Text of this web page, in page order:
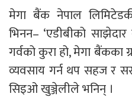
मेगा बैंक नेपाल
भिनन– ‘एडीबीको
गर्वको कुरा हो, मेगा
व्यवसाय गर्न थप सहज र
सिइओ खुञ्जेलीले भनिन् ।